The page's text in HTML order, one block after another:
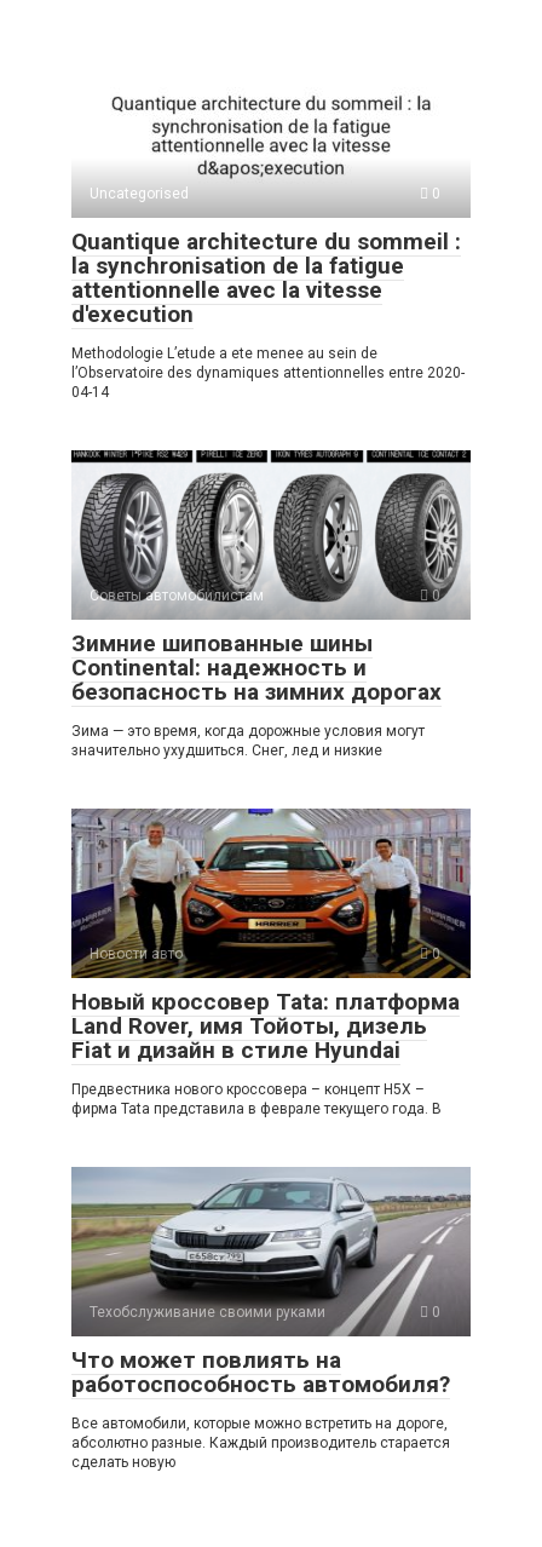
Uncategorised 0
Quantique architecture du sommeil :
la synchronisation de la fatigue
attentionnelle avec la vitesse
d'execution
Methodologie L’etude a ete menee au sein de
l’Observatoire des dynamiques attentionnelles entre 2020-
04-14
Советы автомобилистам 0
Зимние шипованные шины
Continental: надежность и
безопасность на зимних дорогах
Зима — это время, когда дорожные условия могут
значительно ухудшиться. Снег, лед и низкие
Новости авто 0
Новый кроссовер Tata: платформа
Land Rover, имя Тойоты, дизель
Fiat и дизайн в стиле Hyundai
Предвестника нового кроссовера – концепт H5X –
фирма Tata представила в феврале текущего года. В
Техобслуживание своими руками 0
Что может повлиять на
работоспособность автомобиля?
Все автомобили, которые можно встретить на дороге,
абсолютно разные. Каждый производитель старается
сделать новую